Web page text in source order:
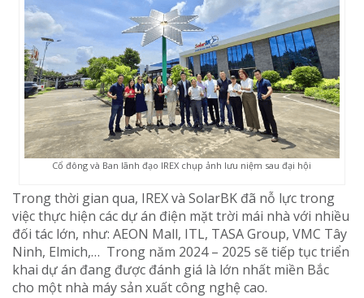
Cổ đông và Ban lãnh đạo IREX chụp ảnh lưu niệm sau đại hội
Trong thời gian qua, IREX và SolarBK đã nỗ lực trong
việc thực hiện các dự án điện mặt trời mái nhà với nhiều
đối tác lớn, như: AEON Mall, ITL, TASA Group, VMC Tây
Ninh, Elmich,… Trong năm 2024 – 2025 sẽ tiếp tục triển
khai dự án đang được đánh giá là lớn nhất miền Bắc
cho một nhà máy sản xuất công nghệ cao.